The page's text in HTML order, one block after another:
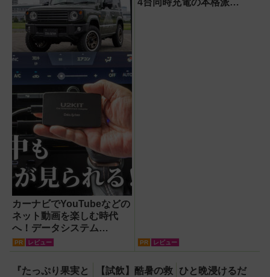
カーナビでYouTubeなどの
ネット動画を楽しむ時代
へ！データシステム
『U2KIT』がドライブを変
PR レビュー
4台同時充電の本格派
PR レビュー
『たっぷり果実と
【試飲】酷暑の救
ひと晩浸けるだ